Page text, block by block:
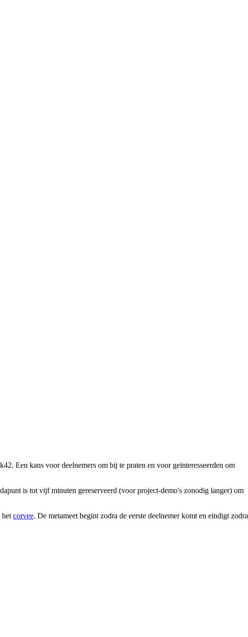
Een kans voor deelnemers om bij te praten en voor geïnteresseerden om
is tot vijf minuten gereserveerd (voor project-demo's zonodig langer) om
het corvee. De metameet begint zodra de eerste deelnemer komt en eindigt zodra